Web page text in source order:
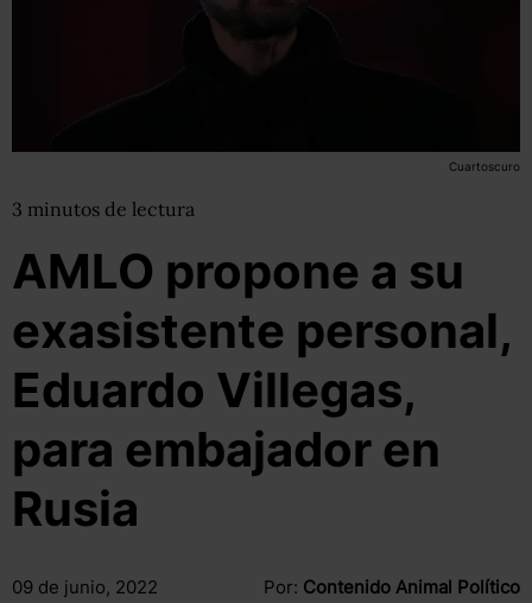
Cuartoscuro
3 minutos de lectura
AMLO propone a su
exasistente personal,
Eduardo Villegas,
para embajador en
Rusia
09 de junio, 2022 Por: Contenido Animal Político